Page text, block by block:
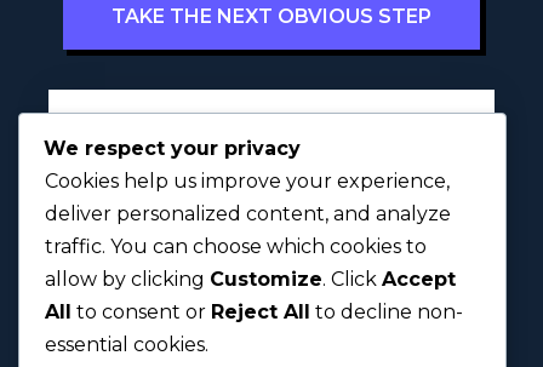
TAKE THE NEXT OBVIOUS STEP
First Last
Next
We respect your privacy
Cookies help us improve your experience,
deliver personalized content, and analyze
traffic. You can choose which cookies to
allow by clicking Customize. Click Accept
All to consent or Reject All to decline non-
essential cookies.